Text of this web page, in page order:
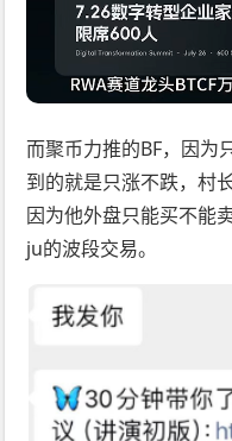
而聚币力推的BF，因为
到的就是只涨不跌，村
因为他外盘只能买不能
ju的波段交易。